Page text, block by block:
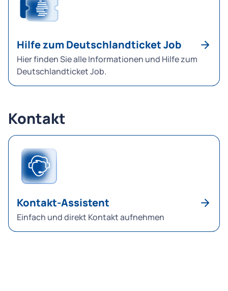
Hilfe zum Deutschlandticket Job
Hier finden Sie alle Informationen und Hilfe zum
Deutschlandticket Job.
Kontakt
Kontakt-Assistent
Einfach und direkt Kontakt aufnehmen